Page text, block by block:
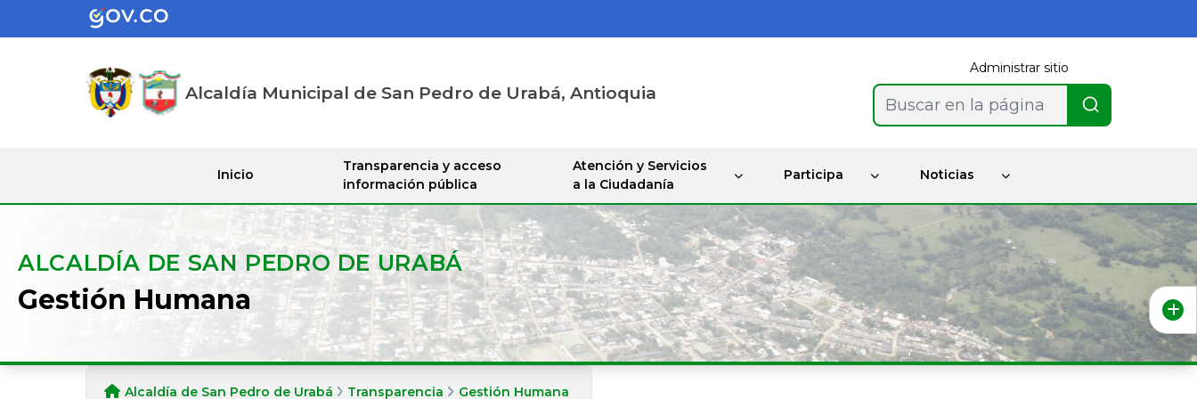
Alcaldía Municipal de San Pedro de Urabá, Antioquia
Administrar sitio
Buscar en la página
Inicio
Transparencia y acceso
información pública
Atención y Servicios
a la Ciudadanía
Participa Noticias
ALCALDÍA DE SAN PEDRO DE URABÁ
Gestión Humana
Alcaldía de San Pedro de Urabá Transparencia Gestión Humana